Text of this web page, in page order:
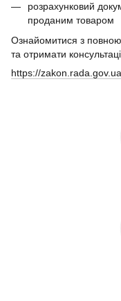
розрахунковий
проданим товаром
Ознайомитися з повною
та отримати
https://